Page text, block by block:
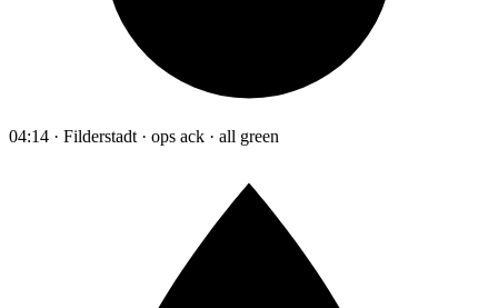
04:14 · Filderstadt · ops ack · all green